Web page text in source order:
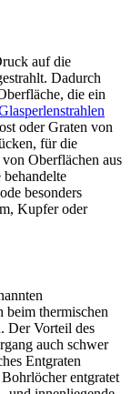
auf die
Dadurch
die ein
oder Graten von
für die
Oberflächen aus
besonders
Kupfer oder
beim thermischen
Der Vorteil des
auch schwer
Entgraten
entgratet